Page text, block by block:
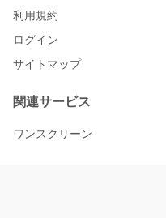
利用規約
ログイン
サイトマップ
関連サービス
ワンスクリーン